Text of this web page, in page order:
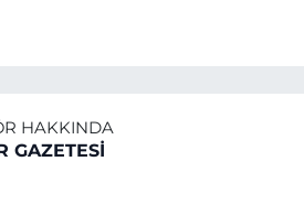
HAKKINDA
GAZETESİ